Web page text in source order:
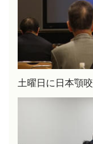
土曜日に日本顎